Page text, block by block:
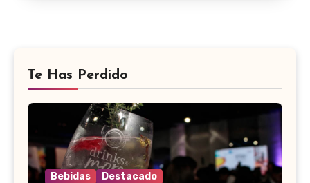
Te Has Perdido
Bebidas Destacado